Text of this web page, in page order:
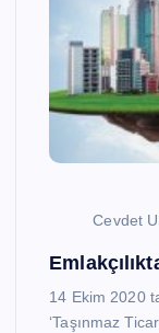
Cevdet
14 Ekim 2020
‘Taşınmaz